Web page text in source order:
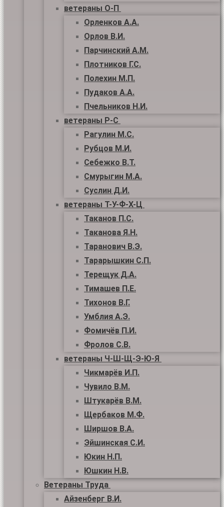
ветераны О-П
Орленков А.А.
Орлов В.И.
Парчинский А.М.
Плотников Г.С.
Полехин М.П.
Пудаков А.А.
Пчельников Н.И.
ветераны Р-С
Рагулин М.С.
Рубцов М.И.
Себежко В.Т.
Смурыгин М.А.
Суслин Д.И.
ветераны Т-У-Ф-Х-Ц
Таканов П.С.
Таканова Я.Н.
Таранович В.Э.
Тарарышкин С.П.
Терещук Д.А.
Тимашев П.Е.
Тихонов В.Г.
Умблия А.Э.
Фомичёв П.И.
Фролов С.В.
ветераны Ч-Ш-Щ-Э-Ю-Я
Чикмарёв И.П.
Чувило В.М.
Штукарёв В.М.
Щербаков М.Ф.
Ширшов В.А.
Эйшинская С.И.
Юкин Н.П.
Юшкин Н.В.
Ветераны Труда
Айзенберг В.И.